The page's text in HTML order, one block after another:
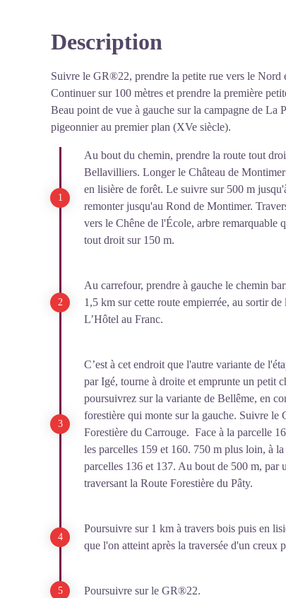
Description
Suivre le GR®22, prendre la petite rue vers le Nord
Continuer sur 100 mètres et prendre la première
Beau point de vue à gauche sur la campagne de La
pigeonnier au premier plan (XVe siècle).
Au bout du chemin, prendre la route tout
Bellavilliers. Longer le Château de
en lisière de forêt. Le suivre sur 500 m
remonter jusqu'au Rond de Montimer.
vers le Chêne de l'École, arbre
tout droit sur 150 m.
Au carrefour, prendre à gauche le chemin
1,5 km sur cette route empierrée, au sortir
L’Hôtel au Franc.
C’est à cet endroit que l'autre variante de
par Igé, tourne à droite et emprunte un petit
poursuivrez sur la variante de Bellême, en
forestière qui monte sur la gauche. Suivre
Forestière du Carrouge. Face à la parcelle
les parcelles 159 et 160. 750 m plus loin, à
parcelles 136 et 137. Au bout de 500 m,
traversant la Route Forestière du Pâty.
Poursuivre sur 1 km à travers bois puis en
que l'on atteint après la traversée d'un creux
Poursuivre sur le GR®22.